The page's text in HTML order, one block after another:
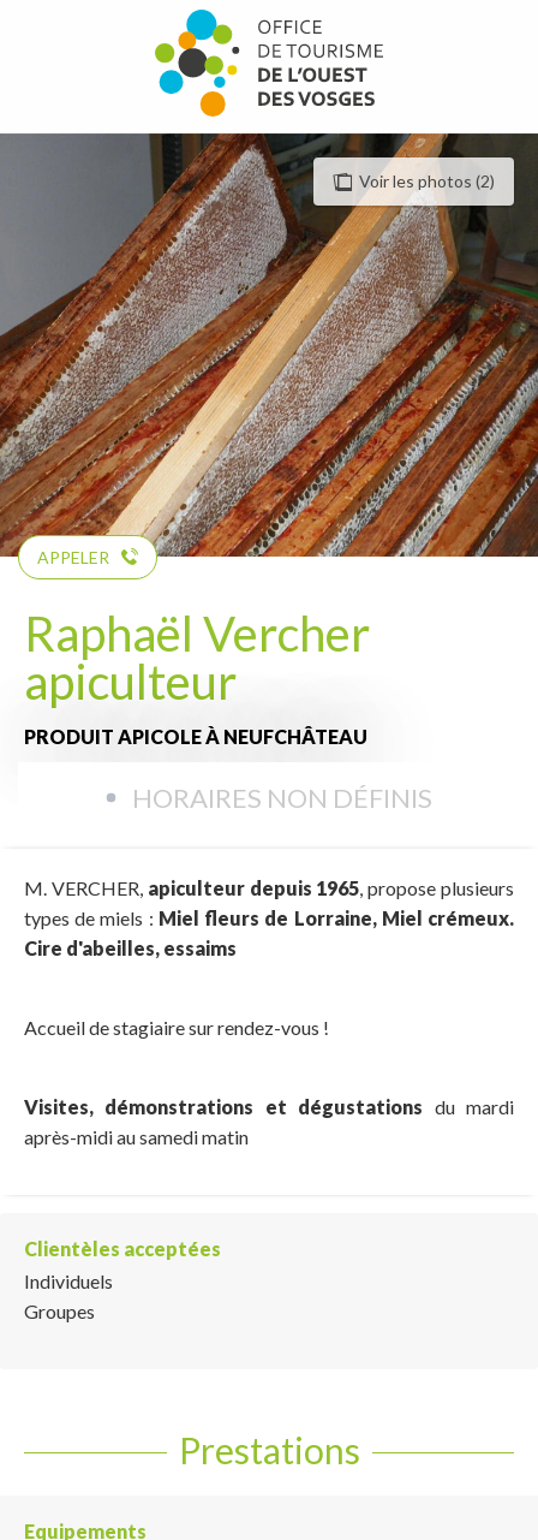
Voir les photos (2)
APPELER
Raphaël Vercher
apiculteur
PRODUIT APICOLEÀ NEUFCHÂTEAU
HORAIRES NON DÉFINIS
M. VERCHER, apiculteur depuis 1965 , propose plusieurs
types de miels : Miel fleurs de Lorraine, Miel crémeux.
Cire d'abeilles, essaims
Accueil de stagiaire sur rendez-vous !
Visites, démonstrations et dégustations du mardi
après-midi au samedi matin
Clientèles acceptées
Individuels
Groupes
Prestations
Equipements